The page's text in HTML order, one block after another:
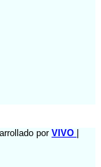
por VIVO